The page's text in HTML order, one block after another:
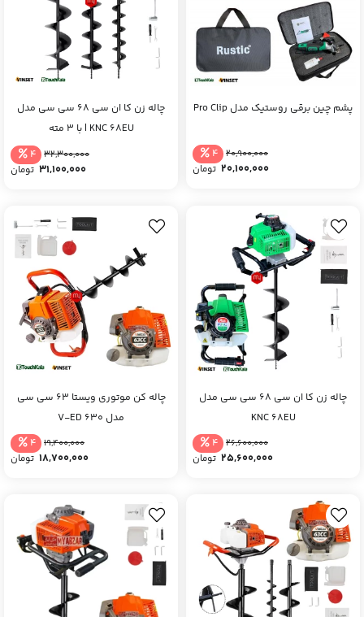
پشم چین برقی روستیک مدل Pro Clip
20,900,000
4
20,100,000 تومان
چاله زن کا ان سی 68 سی سی مدل
KNC 68EU | با 3 مته
32,300,000
4
31,100,000 تومان
چاله زن کا ان سی 68 سی سی مدل
KNC 68EU
26,600,000
4
25,600,000 تومان
چاله کن موتوری ویستا 63 سی سی
مدل V-ED 630
19,400,000
4
18,700,000 تومان